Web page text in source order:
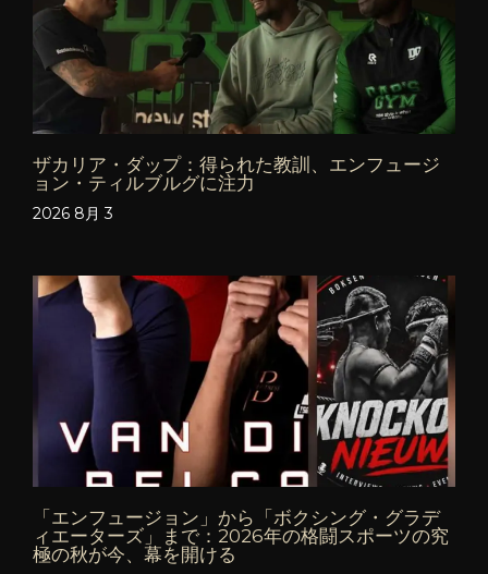
ザカリア・ダップ：得られた教訓、エンフュージ
ョン・ティルブルグに注力
2026 8月 3
「エンフュージョン」から「ボクシング・グラデ
ィエーターズ」まで：2026年の格闘スポーツの究
極の秋が今、幕を開ける